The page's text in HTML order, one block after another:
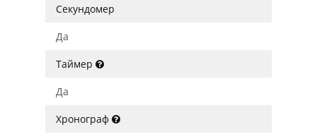
Секундомер
Да
Таймер
Да
Хронограф